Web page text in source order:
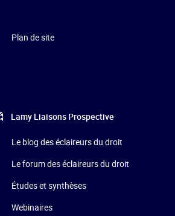
Plan de site
Lamy Liaisons Prospective
Le blog des éclaireurs du droit
Le forum des éclaireurs du droit
Études et synthèses
Webinaires